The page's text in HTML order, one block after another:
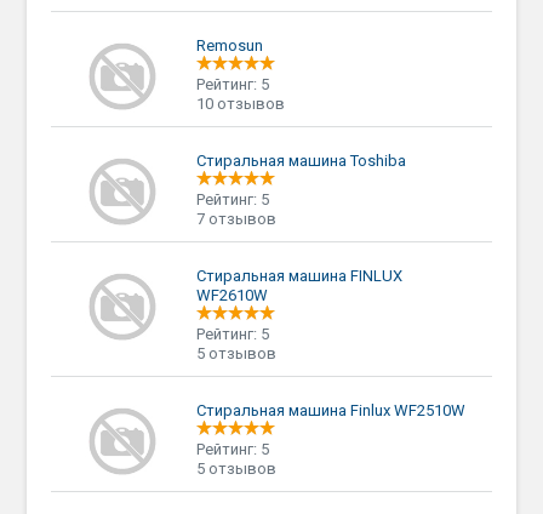
Remosun
Рейтинг: 5
10 отзывов
Стиральная машина Toshiba
Рейтинг: 5
7 отзывов
Стиральная машина FINLUX
WF2610W
Рейтинг: 5
5 отзывов
Стиральная машина Finlux WF2510W
Рейтинг: 5
5 отзывов